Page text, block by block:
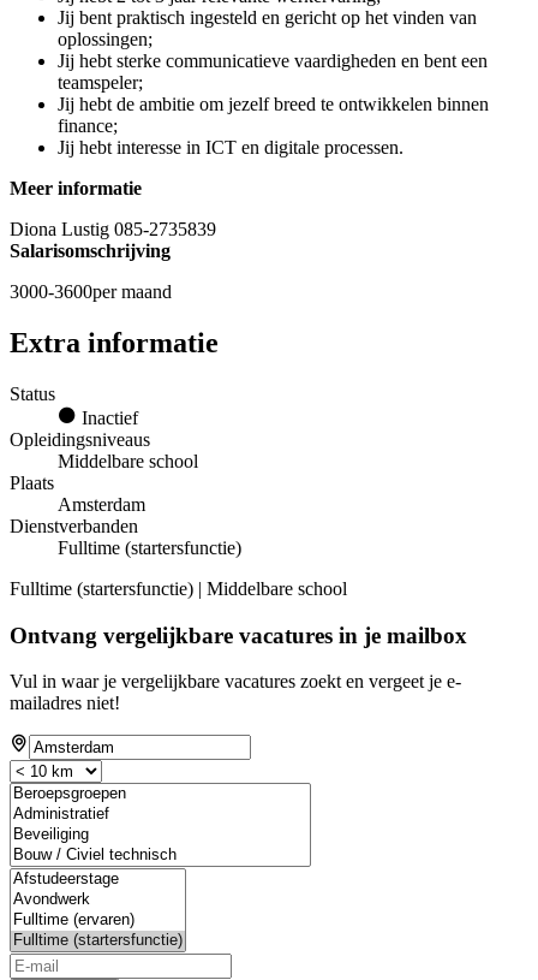
Jij bent praktisch ingesteld en gericht op het vinden van
oplossingen;
Jij hebt sterke communicatieve vaardigheden en bent een
teamspeler;
Jij hebt de ambitie om jezelf breed te ontwikkelen binnen
finance;
Jij hebt interesse in ICT en digitale processen.
Meer informatie
Diona Lustig 085-2735839
Salarisomschrijving
3000-3600per maand
Extra informatie
Status
Inactief
Opleidingsniveaus
Middelbare school
Plaats
Amsterdam
Dienstverbanden
Fulltime (startersfunctie)
Fulltime (startersfunctie) | Middelbare school
Ontvang vergelijkbare vacatures in je mailbox
Vul in waar je vergelijkbare vacatures zoekt en vergeet je e-
mailadres niet!